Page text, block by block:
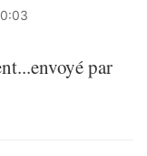
par